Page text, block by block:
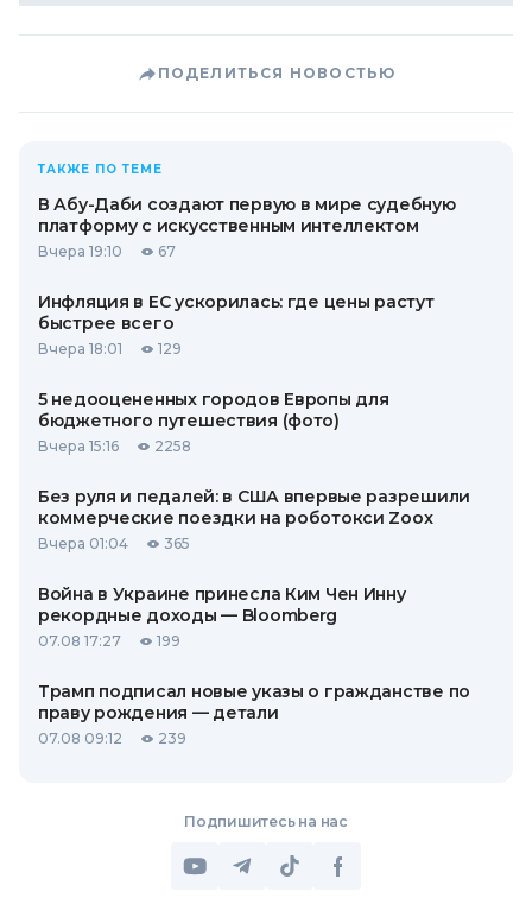
ПОДЕЛИТЬСЯ НОВОСТЬЮ
ТАКЖЕ ПО ТЕМЕ
В Абу-Даби создают первую в мире судебную
платформу с искусственным интеллектом
Вчера 19:10 67
Инфляция в ЕС ускорилась: где цены растут
быстрее всего
Вчера 18:01 129
5 недооцененных городов Европы для
бюджетного путешествия (фото)
Вчера 15:16 2258
Без руля и педалей: в США впервые разрешили
коммерческие поездки на роботокси Zoox
Вчера 01:04 365
Война в Украине принесла Ким Чен Инну
рекордные доходы — Bloomberg
07.08 17:27 199
Трамп подписал новые указы о гражданстве по
праву рождения — детали
07.08 09:12 239
Подпишитесь на нас